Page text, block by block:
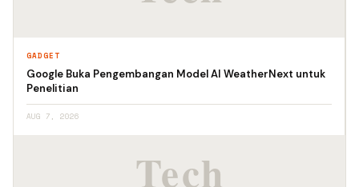
GADGET
Google Buka Pengembangan Model AI WeatherNext untuk
Penelitian
AUG 7, 2026